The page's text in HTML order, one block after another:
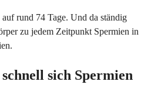
rund 74 Tage. Und da ständig
zu jedem Zeitpunkt Spermien in
sich Spermien